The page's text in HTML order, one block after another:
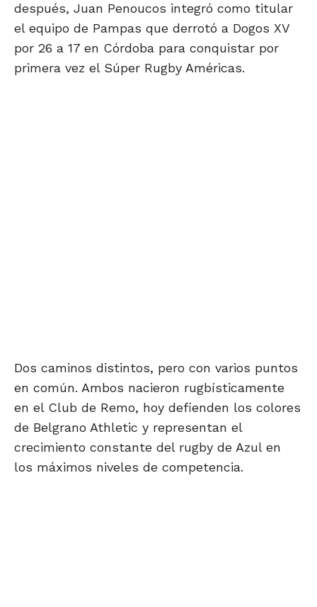
después, Juan Penoucos integró como titular
el equipo de Pampas que derrotó a Dogos XV
por 26 a 17 en Córdoba para conquistar por
primera vez el Súper Rugby Américas.
Dos caminos distintos, pero con varios puntos
en común. Ambos nacieron rugbísticamente
en el Club de Remo, hoy defienden los colores
de Belgrano Athletic y representan el
crecimiento constante del rugby de Azul en
los máximos niveles de competencia.